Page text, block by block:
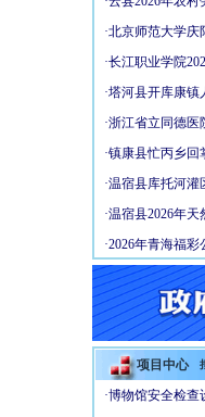
·北京师范大学庆
·长江职业学院
·塔河县开库康镇
·浙江省立同德医
·镇康县忙丙乡回
·温宿县库托河灌
·温宿县2026年
·2026年青海福
项目中心
·博物馆安全检查